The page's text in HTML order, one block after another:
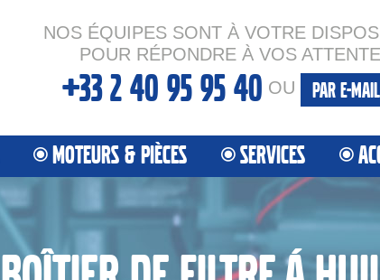
NOS ÉQUIPES SONT À VOTRE
POUR RÉPONDRE À VOS
+33 2 40 95 95 40 OU PAR E-MAIL
MOTEURS & PIÈCES SERVICES